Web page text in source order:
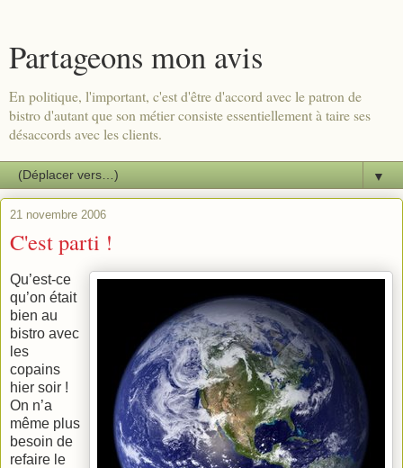
Partageons mon avis
En politique, l'important, c'est d'être d'accord avec le patron de
bistro d'autant que son métier consiste essentiellement à taire ses
désaccords avec les clients.
▼
21 novembre 2006
C'est parti !
Qu’est-ce
qu’on était
bien au
bistro avec
les
copains
hier soir !
On n’a
même plus
besoin de
refaire le